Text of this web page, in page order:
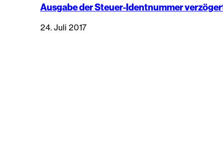
Ausgabe der Steuer-Identnummer
24. Juli 2017